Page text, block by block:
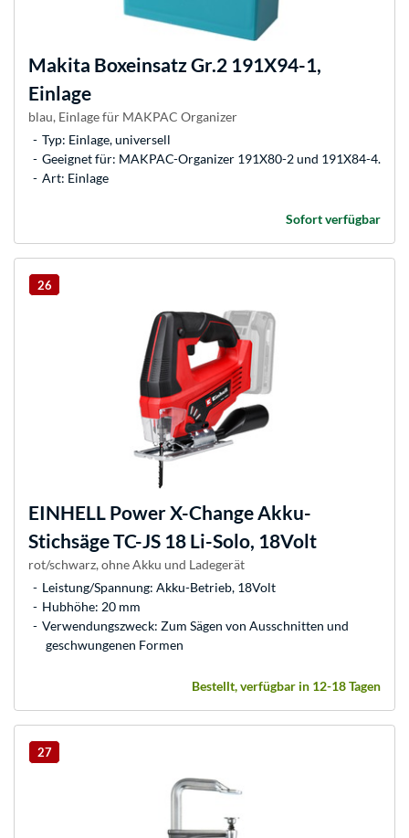
Makita Boxeinsatz Gr.2 191X94-1,
Einlage
blau, Einlage für MAKPAC Organizer
Typ: Einlage, universell
Geeignet für: MAKPAC-Organizer 191X80-2 und 191X84-4.
Art: Einlage
Sofort verfügbar
26
EINHELL Power X-Change Akku-
Stichsäge TC-JS 18 Li-Solo, 18Volt
rot/schwarz, ohne Akku und Ladegerät
Leistung/Spannung: Akku-Betrieb, 18Volt
Hubhöhe: 20 mm
Verwendungszweck: Zum Sägen von Ausschnitten und
geschwungenen Formen
Bestellt, verfügbar in 12-18 Tagen
27